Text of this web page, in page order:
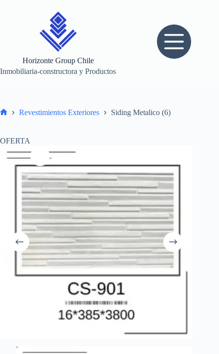
Horizonte Group Chile
Inmobiliaria-constructora y Productos
Revestimientos Exteriores Siding Metalico (6)
OFERTA